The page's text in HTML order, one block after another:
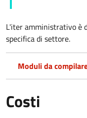
L'iter amministrativo è
specifica di settore.
Moduli da
Costi